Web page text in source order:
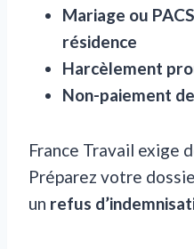
Mariage ou
résidence
Harcèlement
Non-paiement
France Travail exige
Préparez votre
un refus